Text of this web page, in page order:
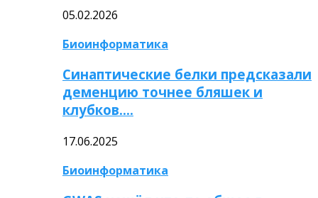
05.02.2026
Биоинформатика
Синаптические белки предсказали
деменцию точнее бляшек и
клубков….
17.06.2025
Биоинформатика